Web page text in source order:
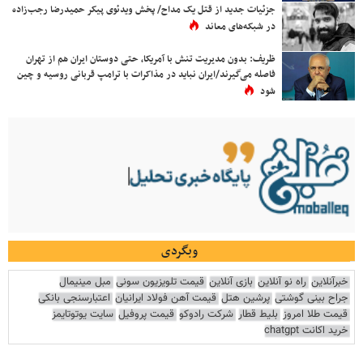
جزئیات جدید از قتل یک مداح/ پخش ویدئوی پیکر حمیدرضا رجب‌زاده
در شبکه‌های معاند
ظریف: بدون مدیریت تنش با آمریکا، حتی دوستان ایران هم از تهران
فاصله می‌گیرند/ایران نباید در مذاکرات با ترامپ قربانی روسیه و چین
شود
وبگردی
خبرآنلاین راه نو آنلاین بازی آنلاین قیمت تلویزیون سونی مبل مینیمال
جراح بینی گوشتی پرشین هتل قیمت آهن فولاد ایرانیان اعتبارسنجی بانکی
قیمت طلا امروز بلیط قطار شرکت رادوکو قیمت پروفیل سایت یوتوتایمز
خرید اکانت chatgpt